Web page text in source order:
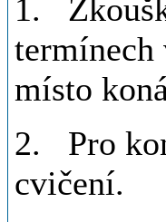
1.
termínech
místo
2. Pro
cvičení.